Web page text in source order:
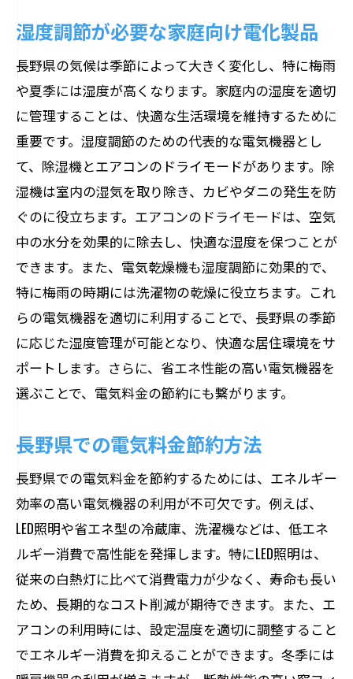
湿度調節が必要な家庭向け電化製品
長野県の気候は季節によって大きく変化し、特に梅雨
や夏季には湿度が高くなります。家庭内の湿度を適切
に管理することは、快適な生活環境を維持するために
重要です。湿度調節のための代表的な電気機器とし
て、除湿機とエアコンのドライモードがあります。除
湿機は室内の湿気を取り除き、カビやダニの発生を防
ぐのに役立ちます。エアコンのドライモードは、空気
中の水分を効果的に除去し、快適な湿度を保つことが
できます。また、電気乾燥機も湿度調節に効果的で、
特に梅雨の時期には洗濯物の乾燥に役立ちます。これ
らの電気機器を適切に利用することで、長野県の季節
に応じた湿度管理が可能となり、快適な居住環境をサ
ポートします。さらに、省エネ性能の高い電気機器を
選ぶことで、電気料金の節約にも繋がります。
長野県での電気料金節約方法
長野県での電気料金を節約するためには、エネルギー
効率の高い電気機器の利用が不可欠です。例えば、
LED照明や省エネ型の冷蔵庫、洗濯機などは、低エネ
ルギー消費で高性能を発揮します。特にLED照明は、
従来の白熱灯に比べて消費電力が少なく、寿命も長い
ため、長期的なコスト削減が期待できます。また、エ
アコンの利用時には、設定温度を適切に調整すること
でエネルギー消費を抑えることができます。冬季には